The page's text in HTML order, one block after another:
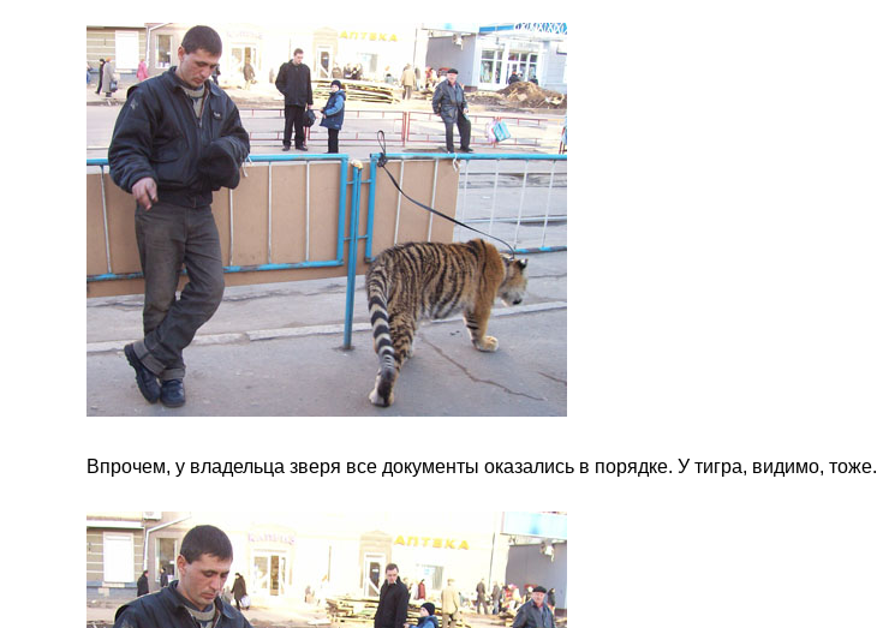
Впрочем, у владельца зверя все документы оказались в порядке. У тигра, видимо, тоже.